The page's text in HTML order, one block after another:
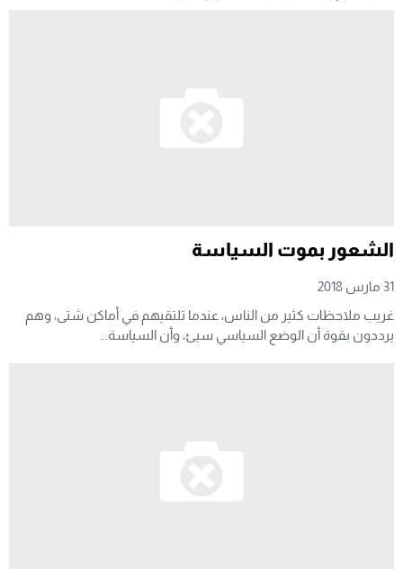
الشعور بموت السياسة
31 مارس 2018
غريب ملاحظات كثير من الناس، عندما تلتقيهم في أماكن شتى، وهم
يرددون بقوة أن الوضع السياسي سيئ، وأن السياسة...